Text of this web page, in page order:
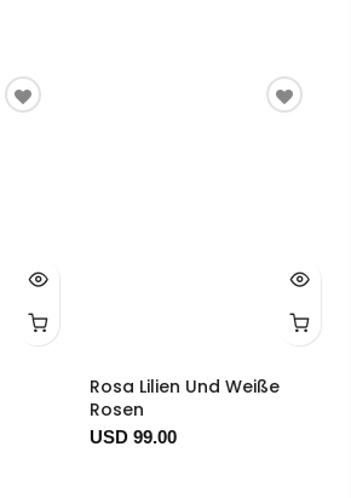
Rosa Lilien Und Weiße
Rosen
USD 99.00